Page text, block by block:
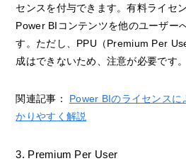
センスを付与できます。有料ライセ
Power BIコンテンツを他のユーザー
す。ただし、PPU（Premium Per
成はできないため、注意が必要です。
関連記事： Power BIのライセンス
かりやすく解説
3. Premium Per User